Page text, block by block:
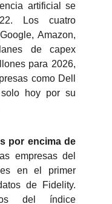
artificial se
Los cuatro
Amazon,
de capex
para 2026,
como Dell
hoy por su
por encima de
empresas del
en el primer
de Fidelity.
del índice